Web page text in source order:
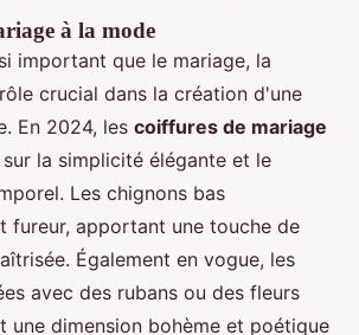
à la mode
important que le mariage, la
crucial dans la création d'une
En 2024, les coiffures de mariage
la simplicité élégante et le
Les chignons bas
fureur, apportant une touche de
Également en vogue, les
avec des rubans ou des fleurs
une dimension bohème et poétique